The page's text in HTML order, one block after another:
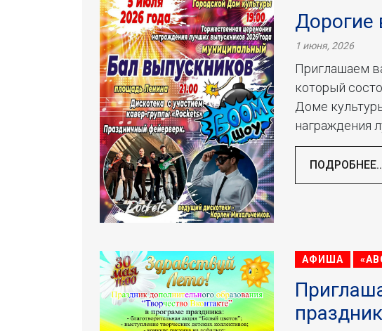
Дорогие
1 июня, 2026
Приглашаем
который
Доме
награждения
АФИША